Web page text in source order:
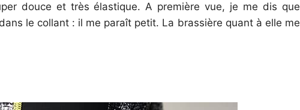
douce et très élastique. A première vue, je me dis que
le collant : il me paraît petit. La brassière quant à elle me